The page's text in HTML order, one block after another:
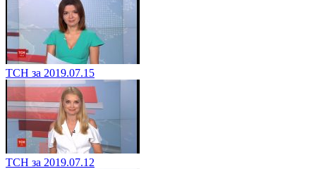
ТСН за 2019.07.15
ТСН за 2019.07.12